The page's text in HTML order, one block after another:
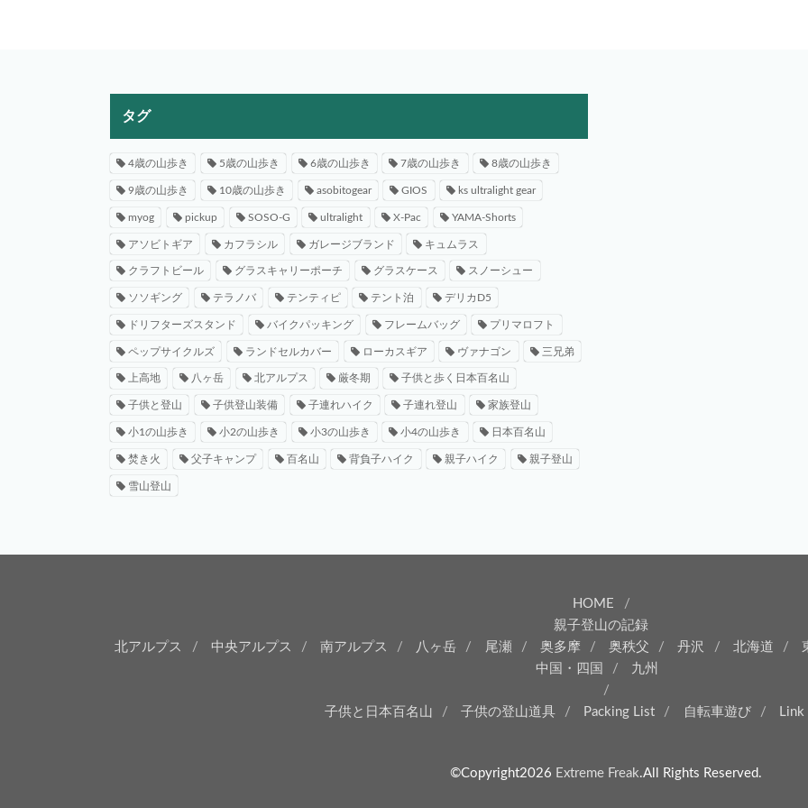
タグ
4歳の山歩き 5歳の山歩き 6歳の山歩き 7歳の山歩き 8歳の山歩き
9歳の山歩き 10歳の山歩き asobitogear GIOS ks ultralight gear
myog pickup SOSO-G ultralight X-Pac YAMA-Shorts
アソビトギア カフラシル ガレージブランド キュムラス
クラフトビール グラスキャリーポーチ グラスケース スノーシュー
ソソギング テラノバ テンティピ テント泊 デリカD5
ドリフターズスタンド バイクパッキング フレームバッグ プリマロフト
ペップサイクルズ ランドセルカバー ローカスギア ヴァナゴン 三兄弟
上高地 八ヶ岳 北アルプス 厳冬期 子供と歩く日本百名山
子供と登山 子供登山装備 子連れハイク 子連れ登山 家族登山
小1の山歩き 小2の山歩き 小3の山歩き 小4の山歩き 日本百名山
焚き火 父子キャンプ 百名山 背負子ハイク 親子ハイク 親子登山
雪山登山
HOME
親子登山の記録
北アルプス
中央アルプス 南アルプス 八ヶ岳 尾瀬 奥多摩 奥秩父 丹沢 北海道
中国・四国
九州
子供と日本百名山 子供の登山道具 Packing List 自転車遊び Link
©Copyright2026 Extreme Freak.All Rights Reserved.